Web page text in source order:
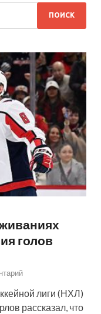
голов
лиги (НХЛ)
рассказал, что